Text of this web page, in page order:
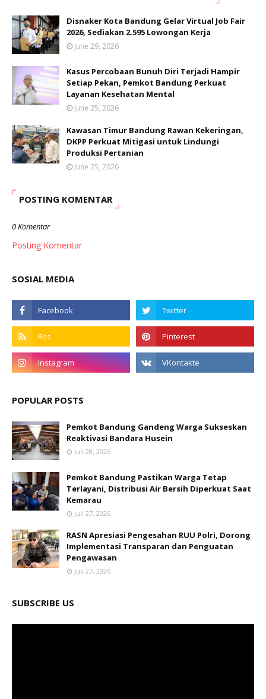
Disnaker Kota Bandung Gelar Virtual Job Fair
2026, Sediakan 2.595 Lowongan Kerja
June 29, 2026
Kasus Percobaan Bunuh Diri Terjadi Hampir
Setiap Pekan, Pemkot Bandung Perkuat
Layanan Kesehatan Mental
June 25, 2026
Kawasan Timur Bandung Rawan Kekeringan,
DKPP Perkuat Mitigasi untuk Lindungi
Produksi Pertanian
June 25, 2026
POSTING KOMENTAR
0 Komentar
Posting Komentar
SOSIAL MEDIA
POPULAR POSTS
Pemkot Bandung Gandeng Warga Sukseskan
Reaktivasi Bandara Husein
Juli 28, 2026
Pemkot Bandung Pastikan Warga Tetap
Terlayani, Distribusi Air Bersih Diperkuat Saat
Kemarau
Juli 27, 2026
RASN Apresiasi Pengesahan RUU Polri, Dorong
Implementasi Transparan dan Penguatan
Pengawasan
Juli 27, 2026
SUBSCRIBE US